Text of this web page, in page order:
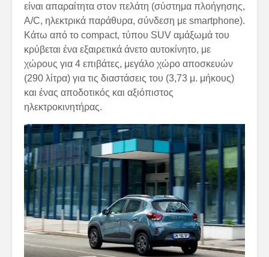
είναι απαραίτητα στον πελάτη (σύστημα πλοήγησης,
A/C, ηλεκτρικά παράθυρα, σύνδεση με smartphone).
Κάτω από το compact, τύπου SUV αμάξωμά του
κρύβεται ένα εξαιρετικά άνετο αυτοκίνητο, με
χώρους για 4 επιβάτες, μεγάλο χώρο αποσκευών
(290 λίτρα) για τις διαστάσεις του (3,73 μ. μήκους)
και ένας αποδοτικός και αξιόπιστος
ηλεκτροκινητήρας.